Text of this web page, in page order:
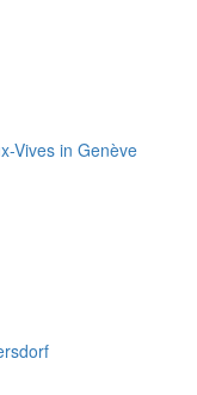
Vives in Genève